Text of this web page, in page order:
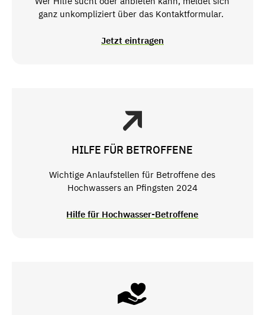
ganz unkompliziert über das Kontaktformular.
Jetzt eintragen
HILFE FÜR BETROFFENE
Wichtige Anlaufstellen für Betroffene des
Hochwassers an Pfingsten 2024
Hilfe für Hochwasser-Betroffene